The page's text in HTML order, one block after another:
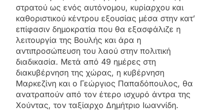
στρατού ως ενός αυτόνομου, κυρίαρχου και
καθοριστικού κέντρου εξουσίας μέσα στην κατ’
επίφασιν δημοκρατία που θα εξασφάλιζε η
λειτουργία της Βουλής και άρα η
αντιπροσώπευση του λαού στην πολιτική
διαδικασία. Μετά από 49 ημέρες στη
διακυβέρνηση της χώρας, η κυβέρνηση
Μαρκεζίνη και ο Γεώργιος Παπαδόπουλος, θα
ανατραπούν από τον έτερο ισχυρό άντρα της
Χούντας, τον ταξίαρχο Δημήτριο Ιωαννίδη.